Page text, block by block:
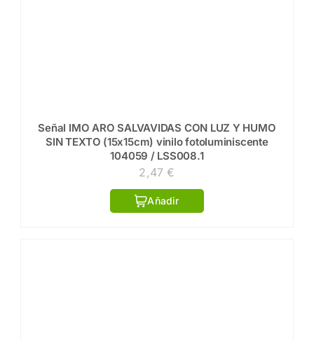
Señal IMO ARO SALVAVIDAS CON LUZ Y HUMO
SIN TEXTO (15x15cm) vinilo fotoluminiscente
104059 / LSS008.1
2,47€
Añadir